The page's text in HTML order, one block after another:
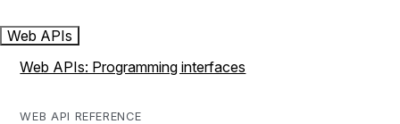
Web APIs
Web APIs: Programming interfaces
WEB API REFERENCE